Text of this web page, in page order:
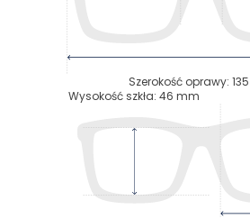
Szerokość oprawy: 135
Wysokość szkła: 46 mm